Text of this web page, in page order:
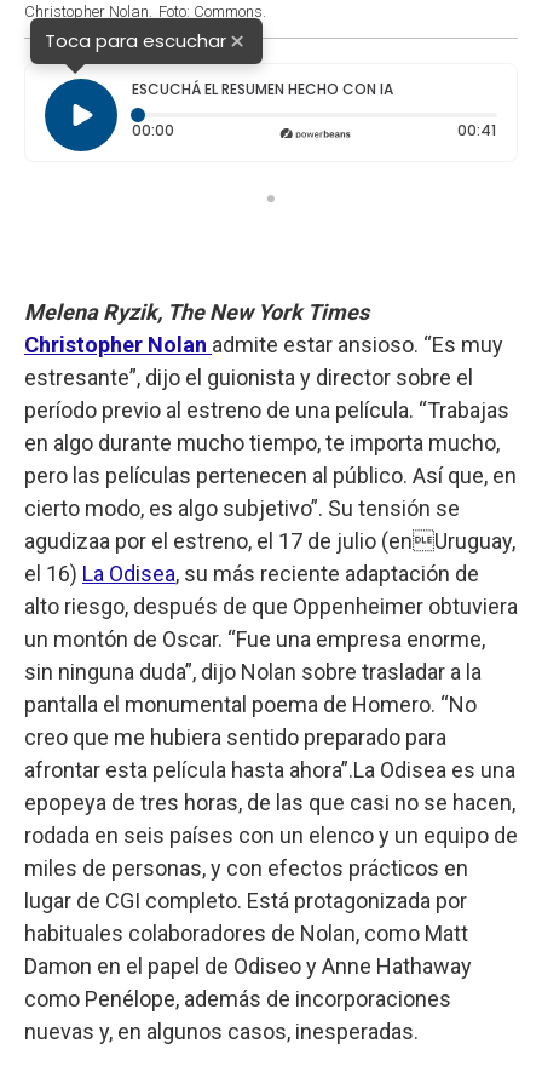
Christopher Nolan. Foto: Commons.
Toca para escuchar×
ESCUCHÁ EL RESUMEN HECHO CON IA
00:00 Tiempo transcurrido: 0 segundos 00:41
Melena Ryzik, The New York Times
Christopher Nolan admite estar ansioso. “Es muy
estresante”, dijo el guionista y director sobre el
período previo al estreno de una película. “Trabajas
en algo durante mucho tiempo, te importa mucho,
pero las películas pertenecen al público. Así que, en
cierto modo, es algo subjetivo”. Su tensión se
agudizaa por el estreno, el 17 de julio (enUruguay,
el 16) La Odisea, su más reciente adaptación de
alto riesgo, después de que Oppenheimer obtuviera
un montón de Oscar. “Fue una empresa enorme,
sin ninguna duda”, dijo Nolan sobre trasladar a la
pantalla el monumental poema de Homero. “No
creo que me hubiera sentido preparado para
afrontar esta película hasta ahora”.La Odisea es una
epopeya de tres horas, de las que casi no se hacen,
rodada en seis países con un elenco y un equipo de
miles de personas, y con efectos prácticos en
lugar de CGI completo. Está protagonizada por
habituales colaboradores de Nolan, como Matt
Damon en el papel de Odiseo y Anne Hathaway
como Penélope, además de incorporaciones
nuevas y, en algunos casos, inesperadas.